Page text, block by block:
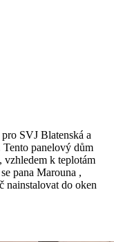
SVJ Blatenská a
panelový dům
vzhledem k teplotám
pana Marouna ,
nainstalovat do oken